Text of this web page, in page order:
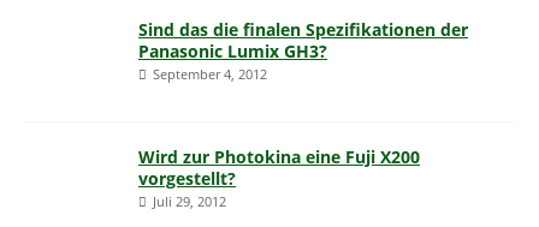
Sind das die finalen Spezifikationen der
Panasonic Lumix GH3?
September 4, 2012
Wird zur Photokina eine Fuji X200
vorgestellt?
Juli 29, 2012